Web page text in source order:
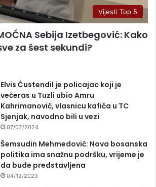
Vijesti Top 5
Sebija Izetbegović: Kako
za šest sekundi?
Elvis Ćustendil je policajac koji je
večeras u Tuzli ubio Amru
Kahrimanović, vlasnicu kafića u TC
Sjenjak, navodno bili u vezi
07/02/2024
Šemsudin Mehmedović: Nova bosanska
politika ima snažnu podršku, vrijeme je
da bude predstavljena
04/12/2023